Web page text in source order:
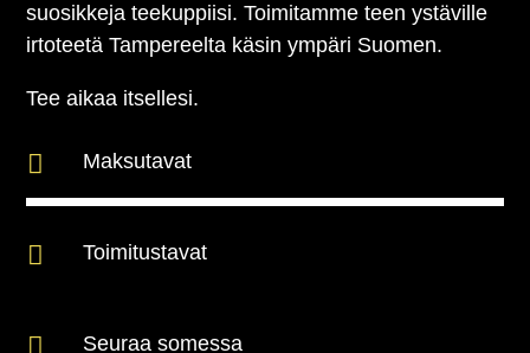
suosikkeja teekuppiisi. Toimitamme teen ystäville
irtoteetä Tampereelta käsin ympäri Suomen.
Tee aikaa itsellesi.
 Maksutavat
 Toimitustavat
 Seuraa somessa